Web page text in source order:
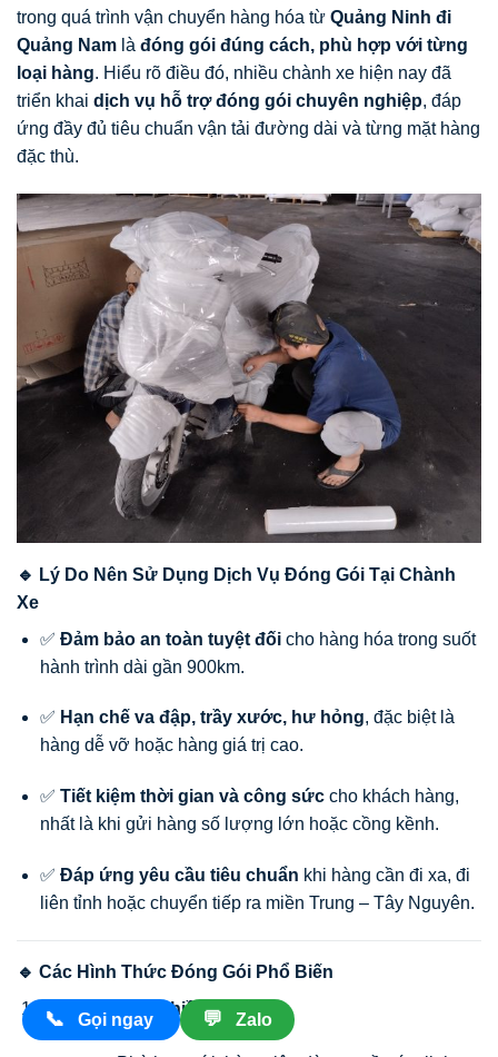
trong quá trình vận chuyển hàng hóa từ Quảng Ninh đi
Quảng Nam là đóng gói đúng cách, phù hợp với từng
loại hàng. Hiểu rõ điều đó, nhiều chành xe hiện nay đã
triển khai dịch vụ hỗ trợ đóng gói chuyên nghiệp, đáp
ứng đầy đủ tiêu chuẩn vận tải đường dài và từng mặt hàng
đặc thù.
🔹 Lý Do Nên Sử Dụng Dịch Vụ Đóng Gói Tại Chành
Xe
✅ Đảm bảo an toàn tuyệt đốicho hàng hóa trong suốt
hành trình dài gần 900km.
✅ Hạn chế va đập, trầy xước, hư hỏng, đặc biệt là
hàng dễ vỡ hoặc hàng giá trị cao.
✅ Tiết kiệm thời gian và công sứccho khách hàng,
nhất là khi gửi hàng số lượng lớn hoặc cồng kềnh.
✅ Đáp ứng yêu cầu tiêu chuẩn khi hàng cần đi xa, đi
liên tỉnh hoặc chuyển tiếp ra miền Trung – Tây Nguyên.
🔹 Các Hình Thức Đóng Gói Phổ Biến
Thùng carton nhiều lớp
📞 Gọi ngay 💬 Zalo